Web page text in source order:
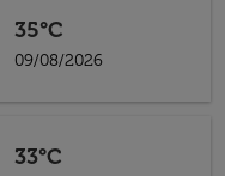
35°C
09/08/2026
33°C